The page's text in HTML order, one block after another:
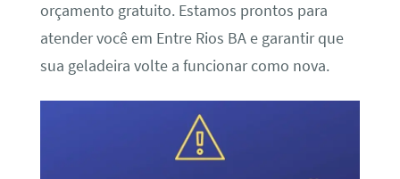
orçamento gratuito. Estamos prontos para
atender você em Entre Rios BA e garantir que
sua geladeira volte a funcionar como nova.